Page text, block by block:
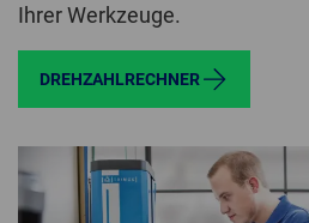
Ihrer Werkzeuge.
DREHZAHLRECHNER